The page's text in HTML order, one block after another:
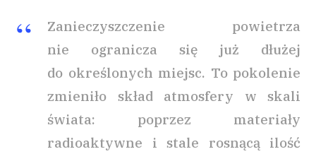
Zanieczyszczenie powietrza
nie ogranicza się już dłużej
do określonych miejsc. To pokolenie
zmieniło skład atmosfery w skali
świata: poprzez materiały
radioaktywne i stale rosnącą ilość